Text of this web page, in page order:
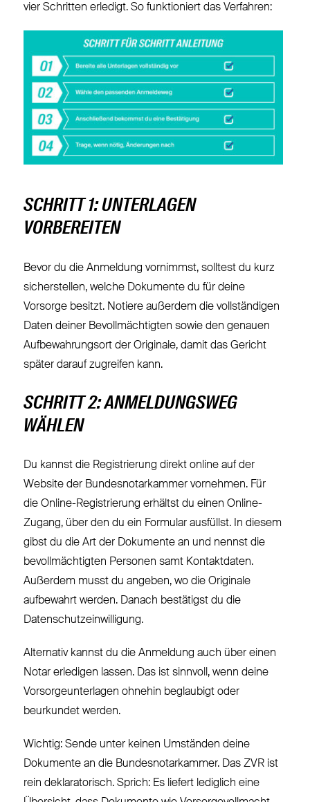
vier Schritten erledigt. So funktioniert das Verfahren:
SCHRITT 1: UNTERLAGEN
VORBEREITEN
Bevor du die Anmeldung vornimmst, solltest du kurz
sicherstellen, welche Dokumente du für deine
Vorsorge besitzt. Notiere außerdem die vollständigen
Daten deiner Bevollmächtigten sowie den genauen
Aufbewahrungsort der Originale, damit das Gericht
später darauf zugreifen kann.
SCHRITT 2: ANMELDUNGSWEG
WÄHLEN
Du kannst die Registrierung direkt online auf der
Website der Bundesnotarkammer vornehmen. Für
die Online-Registrierung erhältst du einen Online-
Zugang, über den du ein Formular ausfüllst. In diesem
gibst du die Art der Dokumente an und nennst die
bevollmächtigten Personen samt Kontaktdaten.
Außerdem musst du angeben, wo die Originale
aufbewahrt werden. Danach bestätigst du die
Datenschutzeinwilligung.
Alternativ kannst du die Anmeldung auch über einen
Notar erledigen lassen. Das ist sinnvoll, wenn deine
Vorsorgeunterlagen ohnehin beglaubigt oder
beurkundet werden.
Wichtig: Sende unter keinen Umständen deine
Dokumente an die Bundesnotarkammer. Das ZVR ist
rein deklaratorisch. Sprich: Es liefert lediglich eine